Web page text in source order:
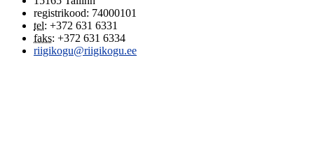
registrikood: 74000101
tel: +372 631 6331
faks: +372 631 6334
riigikogu@riigikogu.ee